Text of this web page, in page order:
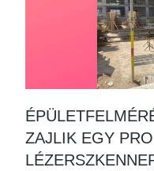
ZAJLIK EGY